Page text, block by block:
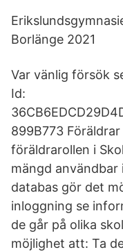
Borlänge 2021
Var vänlig försök
Id:
899B773
föräldrarollen i
mängd
databas gör det
inloggning se
de går på olika
möjlighet att: Ta